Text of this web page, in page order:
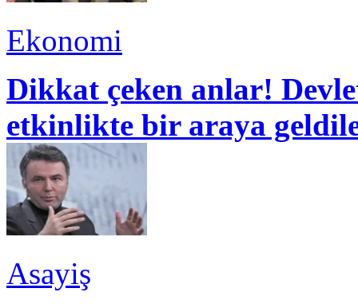
Ekonomi
Dikkat çeken anlar!
etkinlikte bir araya
Asayiş